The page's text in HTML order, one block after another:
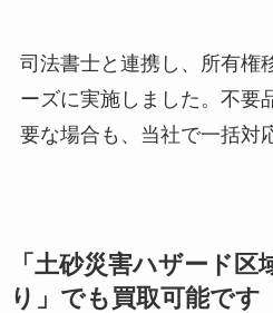
司法書士と連携し、所有権
ーズに実施しました。不要
要な場合も、当社で一括対
「土砂災害ハザード
り」でも買取可能です